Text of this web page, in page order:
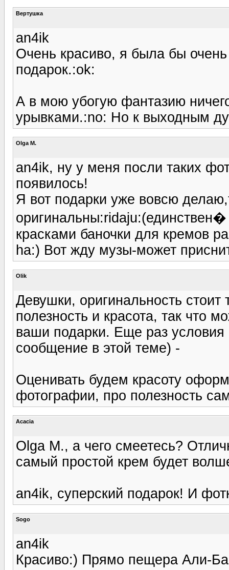
Вертушка
an4ik
Очень красиво, я была бы
подарок.:ok:
А в мою убогую фантазию
урывками.:no: Но к выходным
Olga M.
an4ik, ну у меня посли таких
появилось!
Я вот подарки уже вовсю
красками баночки для кремов
ha:) Вот жду музы-может
Olik
Девушки, оригинальность стоит
полезность и красота, так что
ваши подарки. Еще раз условия
сообщение в этой теме) -
Оценивать будем красоту
фотографии, про полезность
Acacia
Olga M., а чего смеетесь?
самый простой крем будет
an4ik, суперский подарок! И
Sogo
an4ik
Красиво:) Прямо пещера Али-